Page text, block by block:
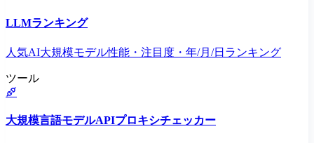
LLMランキング
人気AI大規模モデル性能・注目度・年/月/日ランキング
ツール
大規模言語モデルAPIプロキシチェッカー